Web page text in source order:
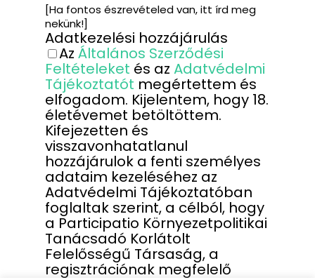
[Ha fontos észrevételed van, itt írd meg
nekünk!]
Adatkezelési hozzájárulás
AzÁltalános Szerződési
Feltételeket és azAdatvédelmi
Tájékoztatót megértettem és
elfogadom. Kijelentem, hogy 18.
életévemet betöltöttem.
Kifejezetten és
visszavonhatatlanul
hozzájárulok a fenti személyes
adataim kezeléséhez az
Adatvédelmi Tájékoztatóban
foglaltak szerint, a célból, hogy
a Participatio Környezetpolitikai
Tanácsadó Korlátolt
Felelősségű Társaság, a
regisztrációnak megfelelő